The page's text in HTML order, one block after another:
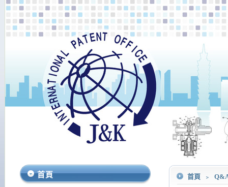
首頁 ﹥
首頁